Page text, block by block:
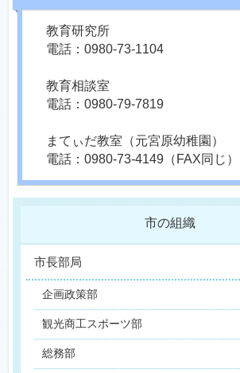
教育研究所
電話：0980-73-1104
教育相談室
電話：0980-79-7819
まてぃだ教室（元宮原幼稚園）
電話：0980-73-4149（FAX同じ）
市の組織
市長部局
企画政策部
観光商工スポーツ部
総務部